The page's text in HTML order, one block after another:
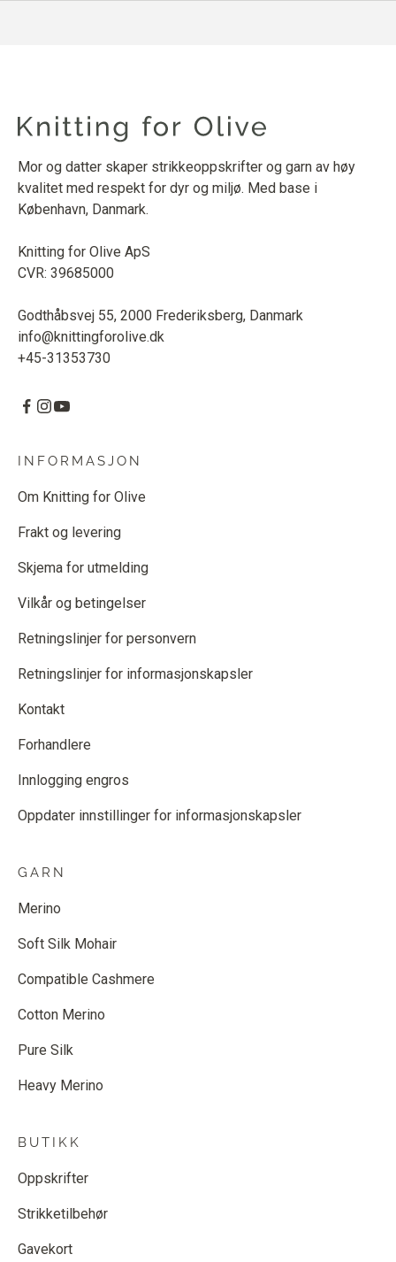
Mor og datter skaper strikkeoppskrifter og garn av høy
kvalitet med respekt for dyr og miljø. Med base i
København, Danmark.
Knitting for Olive ApS
CVR: 39685000
Godthåbsvej 55, 2000 Frederiksberg, Danmark
info@knittingforolive.dk
+45-31353730
INFORMASJON
Om Knitting for Olive
Frakt og levering
Skjema for utmelding
Vilkår og betingelser
Retningslinjer for personvern
Retningslinjer for informasjonskapsler
Kontakt
Forhandlere
Innlogging engros
Oppdater innstillinger for informasjonskapsler
GARN
Merino
Soft Silk Mohair
Compatible Cashmere
Cotton Merino
Pure Silk
Heavy Merino
BUTIKK
Oppskrifter
Strikketilbehør
Gavekort